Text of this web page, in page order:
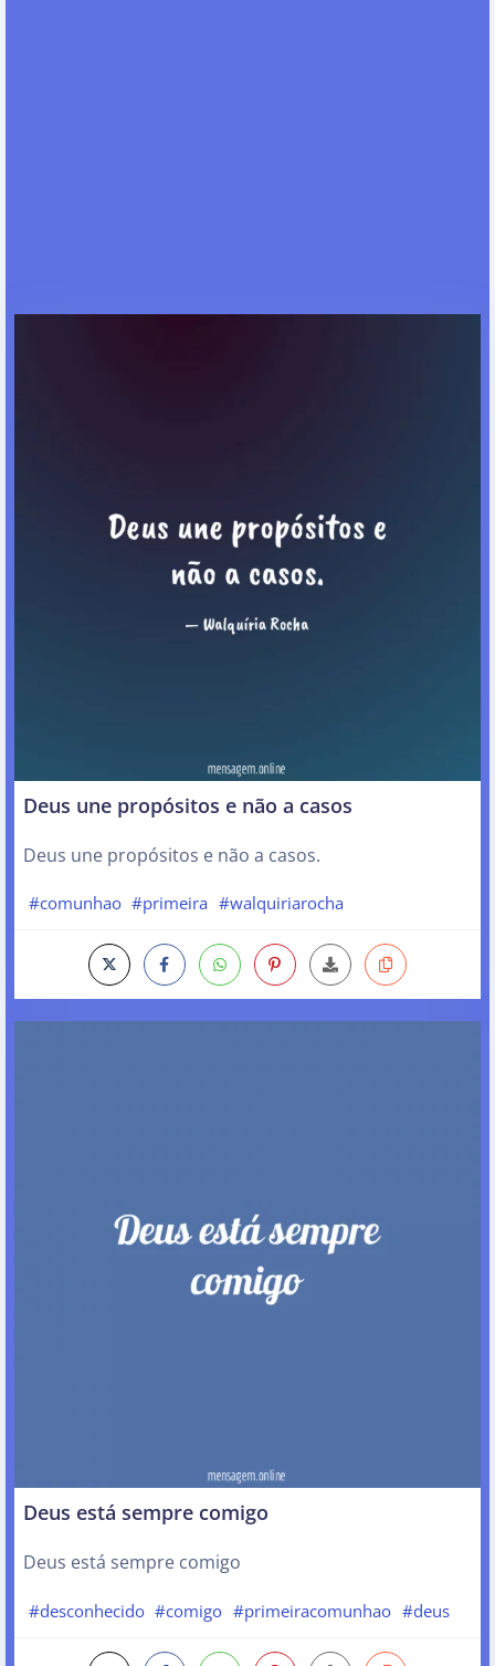
Deus une propósitos e não a casos
Deus une propósitos e não a casos.
#comunhao #primeira #walquiriarocha
Deus está sempre comigo
Deus está sempre comigo
#desconhecido #comigo #primeiracomunhao #deus